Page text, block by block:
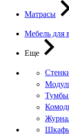
Матрасы
Мебель для
Еще